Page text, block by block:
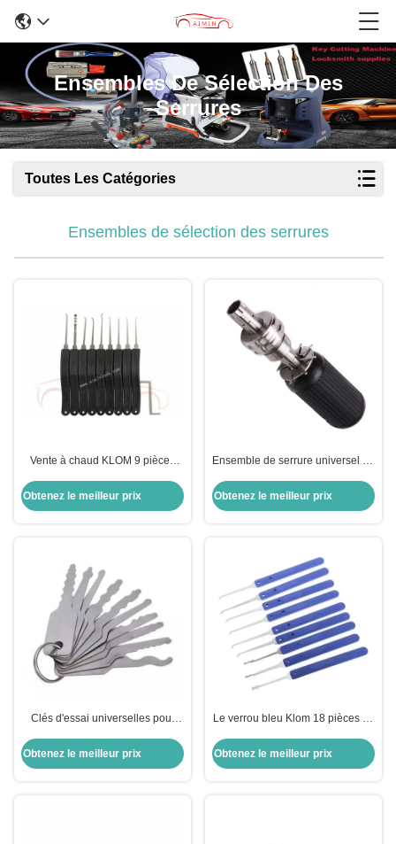
Ensembles De Sélection Des
Serrures
Toutes Les Catégories
Ensembles de sélection des serrures
Vente à chaud KLOM 9 pièces
serrurerie à 9 pièces
Obtenez le meilleur prix
Ensemble de serrure universel en
serrure à prune à 8 broches
Obtenez le meilleur prix
Clés d'essai universelles pour
sélectionner ensemble d'outils de
sélection de serrure 10 Les deux
Obtenez le meilleur prix
Le verrou bleu Klom 18 pièces en
verrouilleur d' acier ouvreur de
serrurerie fournitures de serrurier
Obtenez le meilleur prix